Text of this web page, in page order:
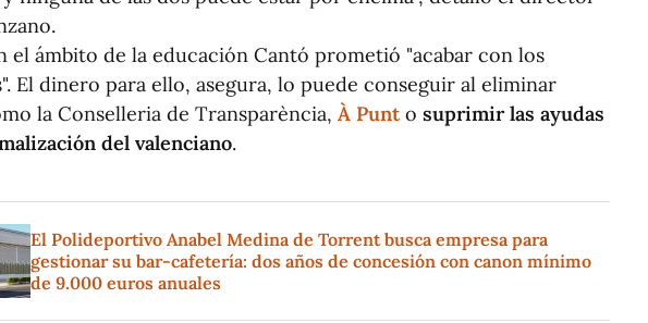
el ámbito de la educación Cantó prometió "acabar con los
El dinero para ello, asegura, lo puede conseguir al eliminar
la Conselleria de Transparència, À Punto suprimir las ayudas
del valenciano.
El Polideportivo Anabel Medina de Torrent busca empresa para
gestionar su bar-cafetería: dos años de concesión con canon mínimo
de 9.000 euros anuales